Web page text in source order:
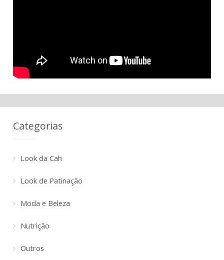
Categorias
Look da Cah
Look de Patinação
Moda e Beleza
Nutrição
Outros